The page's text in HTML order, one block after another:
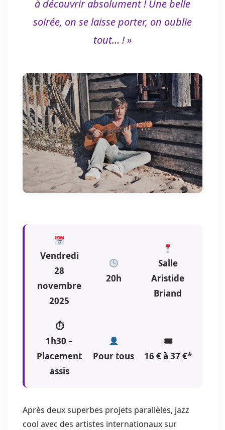
à découvrir absolument ! Une belle
soirée, on se laisse porter, on oublie
tout… ! »
Vendredi
28
novembre
2025
20h
Salle
Aristide
Briand
⏱
1h30 –
Placement
assis
Pour tous
🎟
16 € à 37 €*
Après deux superbes projets parallèles, jazz
cool avec des artistes internationaux sur